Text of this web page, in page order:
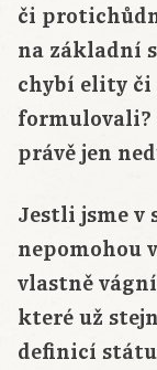
či
na základní
chybí elity
formulovali?
právě jen
Jestli jsme v
nepomohou
vlastně
které už
definicí